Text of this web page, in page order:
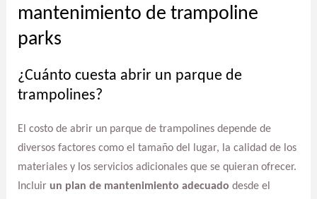
mantenimiento de trampoline
parks
¿Cuánto cuesta abrir un parque de
trampolines?
El costo de abrir un parque de trampolines depende de
diversos factores como el tamaño del lugar, la calidad de los
materiales y los servicios adicionales que se quieran ofrecer.
Incluir un plan de mantenimiento adecuado desde el